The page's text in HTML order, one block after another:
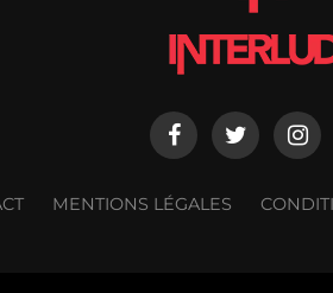
MENTIONS LÉGALES